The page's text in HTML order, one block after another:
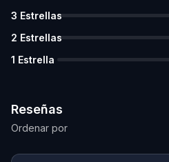
3 Estrellas
2 Estrellas
1 Estrella
Reseñas
Ordenar por